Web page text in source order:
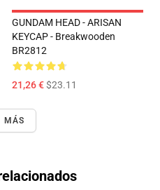
GUNDAM HEAD - ARISAN
KEYCAP - Breakwooden
BR2812
21,26 €$23.11
MÁS